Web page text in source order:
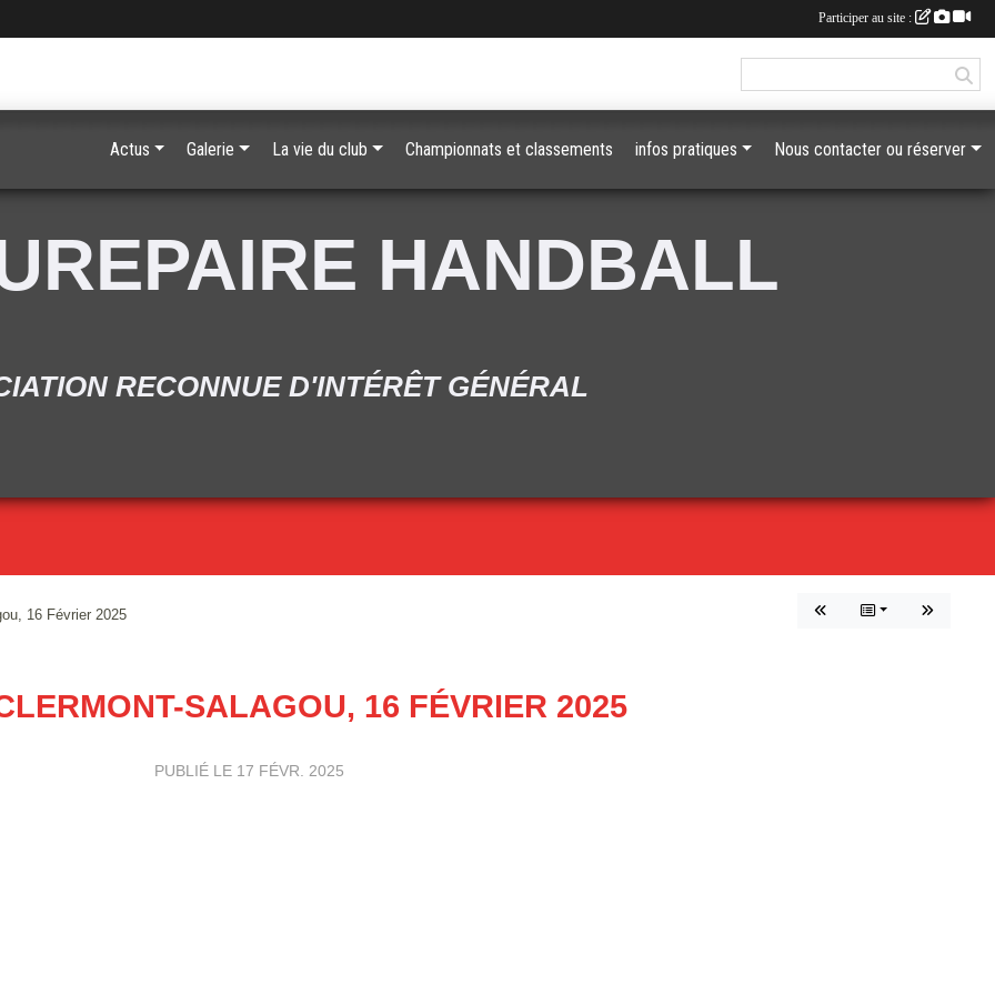
HANDBALL
RECONNUE D'INTÉRÊT GÉNÉRAL
16 Février 2025
SALAGOU, 16 FÉVRIER 2025
PUBLIÉ LE 17 FÉVR. 2025
Actus Galerie La vie du club Championnats et classements infos pratiques Nous contacter ou réserver
Participer au site :